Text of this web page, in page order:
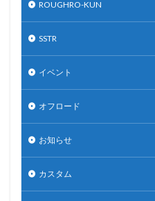
ROUGHRO-KUN
SSTR
イベント
オフロード
お知らせ
カスタム